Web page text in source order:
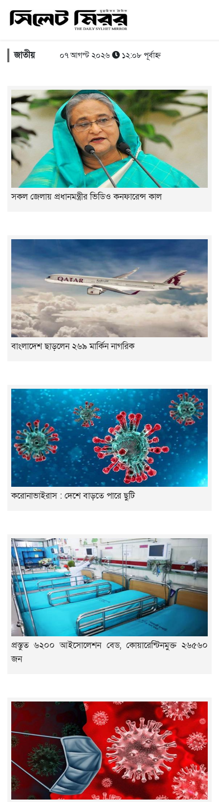
জাতীয় ০৭ আগস্ট ২০২৬ ১২:০৮ পূর্বাহ্ন
সকল জেলায় প্রধানমন্ত্রীর ভিডিও কনফারেন্স কাল
বাংলাদেশ ছাড়লেন ২৬৯ মার্কিন নাগরিক
করোনাভাইরাস : দেশে বাড়তে পারে ছুটি
প্রস্তুত ৬২০০ আইসোলেশন বেড, কোয়ারেন্টিনমুক্ত ২৬৫৬০
জন